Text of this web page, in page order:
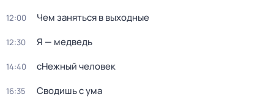
12:00 Чем заняться в выходные
12:30 Я — медведь
14:40 сНежный человек
16:35 Сводишь с ума